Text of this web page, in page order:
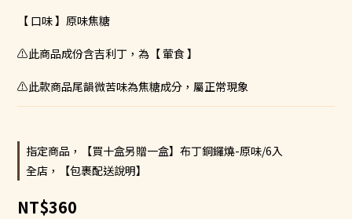
【 口味 】原味焦糖
⚠️此商品成份含吉利丁，為【 葷食 】
⚠️此款商品尾韻微苦味為焦糖成分，屬正常現象
指定商品，【買十盒另贈一盒】布丁銅鑼燒-原味/6入
全店，【包裹配送說明】
NT$360